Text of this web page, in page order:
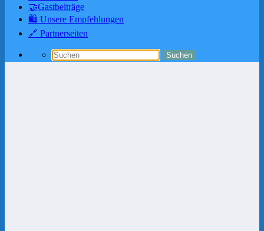
🤝Gastbeiträge
🛍️ Unsere Empfehlungen
🔗 Partnerseiten